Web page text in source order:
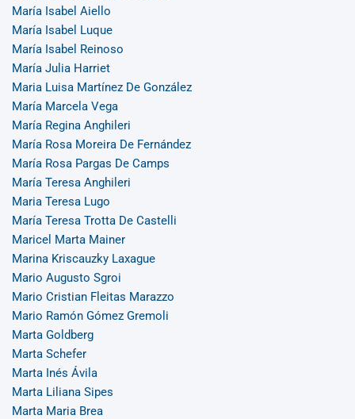
María Isabel Aiello
María Isabel Luque
María Isabel Reinoso
María Julia Harriet
Maria Luisa Martínez De González
María Marcela Vega
María Regina Anghileri
María Rosa Moreira De Fernández
María Rosa Pargas De Camps
María Teresa Anghileri
Maria Teresa Lugo
María Teresa Trotta De Castelli
Maricel Marta Mainer
Marina Kriscauzky Laxague
Mario Augusto Sgroi
Mario Cristian Fleitas Marazzo
Mario Ramón Gómez Gremoli
Marta Goldberg
Marta Schefer
Marta Inés Ávila
Marta Liliana Sipes
Marta Maria Brea